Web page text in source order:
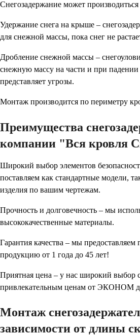
Снегозадержание может
Удержание снега на крыше –
для снежной массы, пока снег не
Дробление снежной массы –
снежную массу на части и при падении
представляет угрозы.
Монтаж производится по периметру
Преимущества
компании "Вся кровля
Широкий выбор элементов
поставляем как стандартные модели,
изделия по вашим чертежам.
Прочность и долговечность – мы
высококачественные материалы.
Гарантия качества – мы
продукцию от 1 года до 45 лет!
Приятная цена – у нас широкий выбор
привлекательным ценам от
Монтаж
зависимости от длины